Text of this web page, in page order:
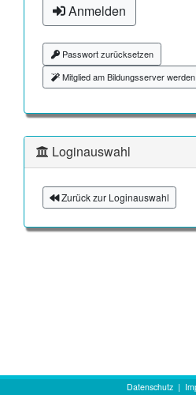
Anmelden
Passwort zurücksetzen
Mitglied am Bildungsserver werden
Loginauswahl
Zurück zur Loginauswahl
Datenschutz|